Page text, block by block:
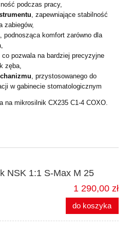
podczas pracy,
, zapewniające stabilność
zabiegów,
, podnosząca komfort zarówno dla
co pozwala na bardziej precyzyjne
zęba,
, przystosowanego do
w gabinecie stomatologicznym
na mikrosilnik CX235 C1-4 COXO.
NSK 1:1 S-Max M 25
1 290,00 zł
do koszyka